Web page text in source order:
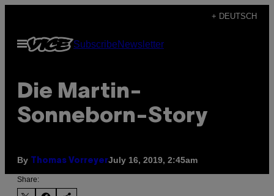
content
+ DEUTSCH
Open
Menu
SubscribeNewsletter
Die Martin-
Sonneborn-Story
By Thomas VorreyerJuly 16, 2019, 2:45am
Share: